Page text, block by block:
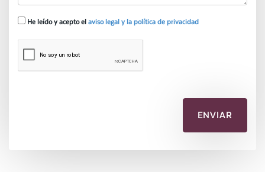
He leído y acepto el aviso legal y la política de privacidad